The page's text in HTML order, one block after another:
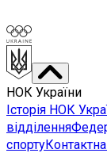
НОК України
Історія НОК
відділення
спорту